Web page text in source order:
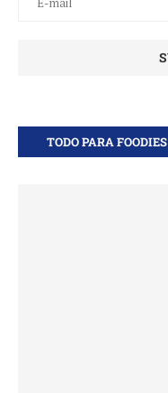
TODO PARA FOODIES